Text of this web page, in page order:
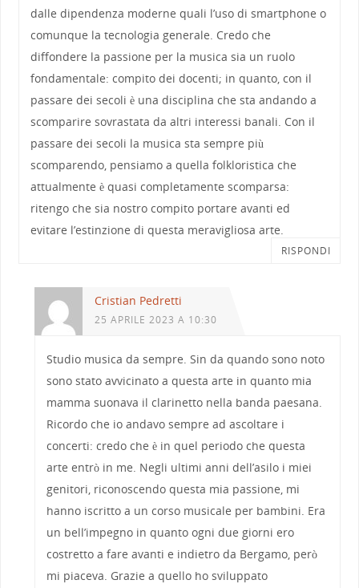
dalle dipendenza moderne quali l’uso di smartphone o
comunque la tecnologia generale. Credo che
diffondere la passione per la musica sia un ruolo
fondamentale: compito dei docenti; in quanto, con il
passare dei secoli è una disciplina che sta andando a
scomparire sovrastata da altri interessi banali. Con il
passare dei secoli la musica sta sempre più
scomparendo, pensiamo a quella folkloristica che
attualmente è quasi completamente scomparsa:
ritengo che sia nostro compito portare avanti ed
evitare l’estinzione di questa meravigliosa arte.
RISPONDI
Cristian Pedretti
25 APRILE 2023 A 10:30
Studio musica da sempre. Sin da quando sono noto
sono stato avvicinato a questa arte in quanto mia
mamma suonava il clarinetto nella banda paesana.
Ricordo che io andavo sempre ad ascoltare i
concerti: credo che è in quel periodo che questa
arte entrò in me. Negli ultimi anni dell’asilo i miei
genitori, riconoscendo questa mia passione, mi
hanno iscritto a un corso musicale per bambini. Era
un bell’impegno in quanto ogni due giorni ero
costretto a fare avanti e indietro da Bergamo, però
mi piaceva. Grazie a quello ho sviluppato